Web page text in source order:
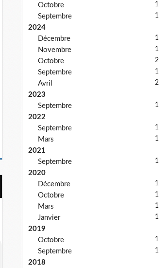
Octobre
1
Septembre 1
2024
Décembre
1
Novembre 1
Octobre 2
Septembre 1
Avril 2
2023
Septembre
1
2022
Septembre
1
Mars 1
2021
Septembre
1
2020
Décembre
1
Octobre 1
Mars 1
Janvier 1
2019
Octobre
1
Septembre 1
2018